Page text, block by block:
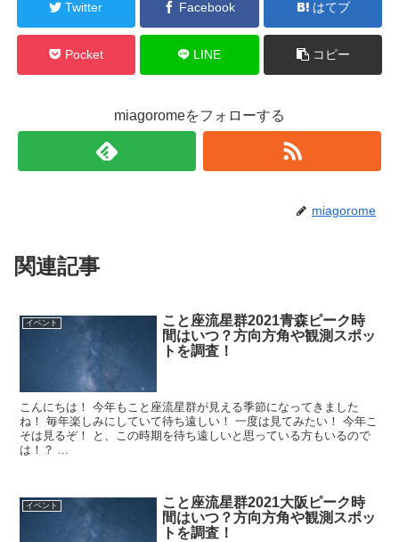
Twitter Facebook はてブ
Pocket LINE コピー
miagoromeをフォローする
miagorome
関連記事
イベント
こと座流星群2021青森ピーク時
間はいつ？方向方角や観測スポッ
トを調査！
こんにちは！ 今年もこと座流星群が見える季節になってきました
ね！ 毎年楽しみにしていて待ち遠しい！ 一度は見てみたい！ 今年こ
そは見るぞ！ と、この時期を待ち遠しいと思っている方もいるので
は！？ ...
イベント
こと座流星群2021大阪ピーク時
間はいつ？方向方角や観測スポッ
トを調査！